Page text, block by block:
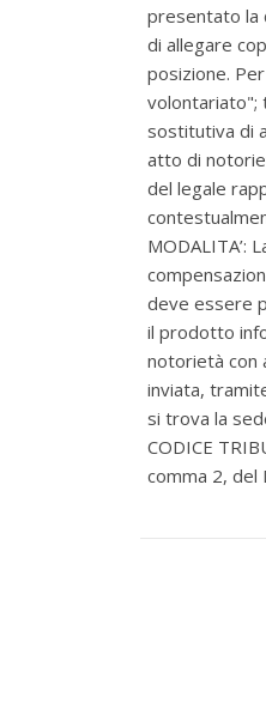
presentato la
di allegare
posizione.
volontariato";
sostitutiva di
atto di
del legale
MODALITA’:
deve essere
il prodotto
notorietà con
inviata,
si trova la
CODICE
comma 2, del